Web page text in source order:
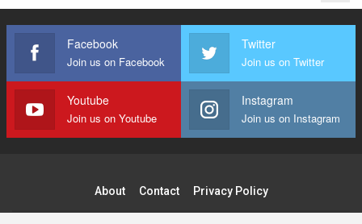
Facebook
Join us on Facebook
Twitter
Join us on Twitter
Youtube
Join us on Youtube
Instagram
Join us on Instagram
About Contact Privacy Policy